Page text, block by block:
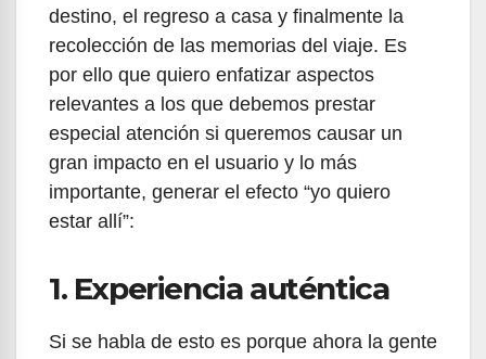
destino, el regreso a casa y finalmente la
recolección de las memorias del viaje. Es
por ello que quiero enfatizar aspectos
relevantes a los que debemos prestar
especial atención si queremos causar un
gran impacto en el usuario y lo más
importante, generar el efecto “yo quiero
estar allí”:
1. Experiencia auténtica
Si se habla de esto es porque ahora la gente